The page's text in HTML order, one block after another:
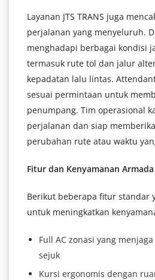
Layanan JTS TRANS juga
perjalanan yang menyeluruh.
menghadapi berbagai kondisi
termasuk rute tol dan jalur
kepadatan lalu lintas.
sesuai permintaan untuk
penumpang. Tim operasional
perjalanan dan siap
perubahan rute atau waktu
Fitur dan Kenyamanan Armada
Berikut beberapa fitur standar
untuk meningkatkan
Full AC zonasi yang
sejuk
Kursi ergonomis dengan